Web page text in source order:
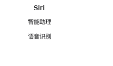
Siri
智能助理
语音识别